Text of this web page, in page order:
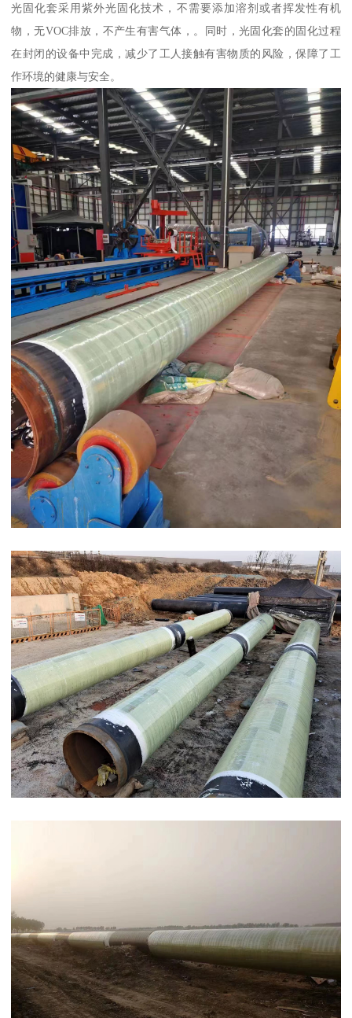
光固化套采用紫外光固化技术，不需要添加溶剂或者挥发性有机
物，无VOC排放，不产生有害气体，。同时，光固化套的固化过程
在封闭的设备中完成，减少了工人接触有害物质的风险，保障了工
作环境的健康与安全。